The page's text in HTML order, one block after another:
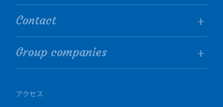
Contact
Group companies
アクセス